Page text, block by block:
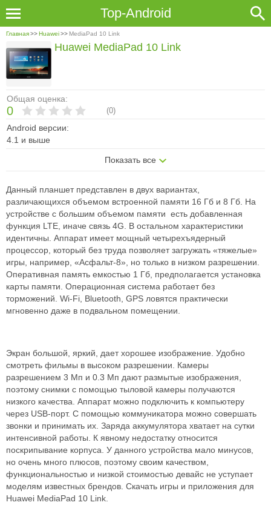
Top-Android
Главная>>Huawei>> MediaPad 10 Link
Общая оценка:
0 (0)
Android версии:
4.1 и выше
Показать все
Huawei MediaPad 10 Link
Данный планшет представлен в двух вариантах,
различающихся объемом встроенной памяти 16 Гб и 8 Гб. На
устройстве с большим объемом памяти есть добавленная
функция LTE, иначе связь 4G. В остальном характеристики
идентичны. Аппарат имеет мощный четырехъядерный
процессор, который без труда позволяет загружать «тяжелые»
игры, например, «Асфальт-8», но только в низком разрешении.
Оперативная память емкостью 1 Гб, предполагается установка
карты памяти. Операционная система работает без
торможений. Wi-Fi, Bluetooth, GPS ловятся практически
мгновенно даже в подвальном помещении.
Экран большой, яркий, дает хорошее изображение. Удобно
смотреть фильмы в высоком разрешении. Камеры
разрешением 3 Мп и 0.3 Мп дают размытые изображения,
поэтому снимки с помощью тыловой камеры получаются
низкого качества. Аппарат можно подключить к компьютеру
через USB-порт. С помощью коммуникатора можно совершать
звонки и принимать их. Заряда аккумулятора хватает на сутки
интенсивной работы. К явному недостатку относится
поскрипывание корпуса. У данного устройства мало минусов,
но очень много плюсов, поэтому своим качеством,
функциональностью и низкой стоимостью девайс не уступает
моделям известных брендов. Скачать игры и приложения для
Huawei MediaPad 10 Link.